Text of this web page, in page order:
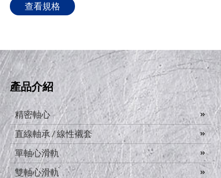
查看規格
產品介紹
精密軸心
直線軸承 / 線性襯套
單軸心滑軌
雙軸心滑軌